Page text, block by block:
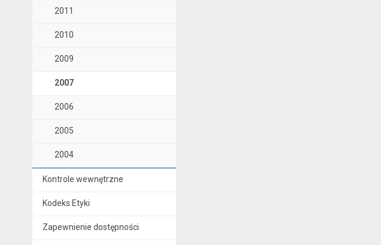
2011
2010
2009
2007
2006
2005
2004
Kontrole wewnętrzne
Kodeks Etyki
Zapewnienie dostępności